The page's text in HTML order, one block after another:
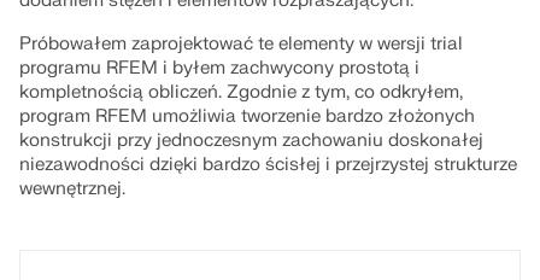
Próbowałem zaprojektować te elementy w wersji trial
programu RFEM i byłem zachwycony prostotą i
kompletnością obliczeń. Zgodnie z tym, co odkryłem,
program RFEM umożliwia tworzenie bardzo złożonych
konstrukcji przy jednoczesnym zachowaniu doskonałej
niezawodności dzięki bardzo ścisłej i przejrzystej strukturze
wewnętrznej.